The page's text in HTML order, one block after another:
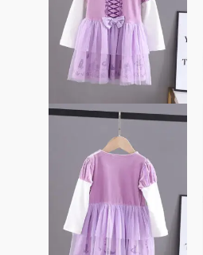
種
款
式。
可
在
選
擇